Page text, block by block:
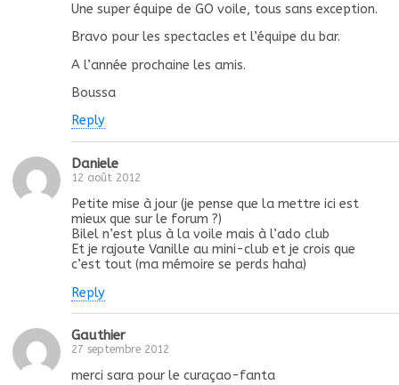
Une super équipe de GO voile, tous sans exception.
Bravo pour les spectacles et l’équipe du bar.
A l’année prochaine les amis.
Boussa
Reply
Daniele
12 août 2012
Petite mise à jour (je pense que la mettre ici est
mieux que sur le forum ?)
Bilel n’est plus à la voile mais à l’ado club
Et je rajoute Vanille au mini-club et je crois que
c’est tout (ma mémoire se perds haha)
Reply
Gauthier
27 septembre 2012
merci sara pour le curaçao-fanta